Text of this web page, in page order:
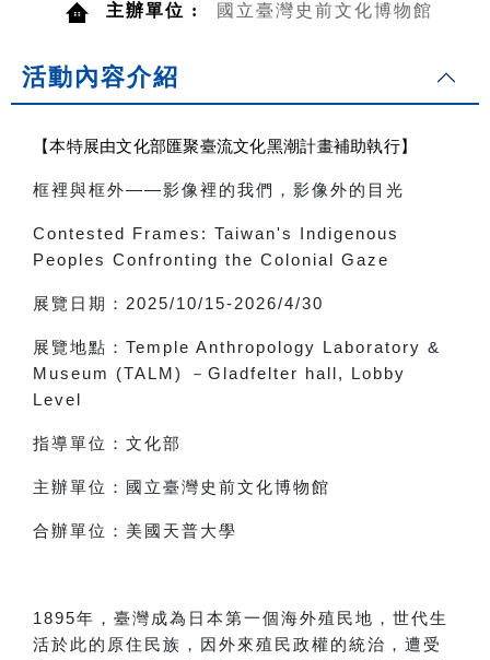
主辦單位 : 國立臺灣史前文化博物館
活動內容介紹
【本特展由文化部匯聚臺流文化黑潮計畫補助執行】
框裡與框外——影像裡的我們，影像外的目光
Contested Frames: Taiwan's Indigenous
Peoples Confronting the Colonial Gaze
展覽日期： 2025/10/15-2026/4/30
展覽地點： Temple Anthropology Laboratory &
Museum (TALM)
－ Gladfelter hall, Lobby
Level
指導單位：文化部
主辦單位：國立臺灣史前文化博物館
合辦單位：美國天普大學
1895年，臺灣成為日本第一個海外殖民地，世代生
活於此的原住民族，因外來殖民政權的統治，遭受